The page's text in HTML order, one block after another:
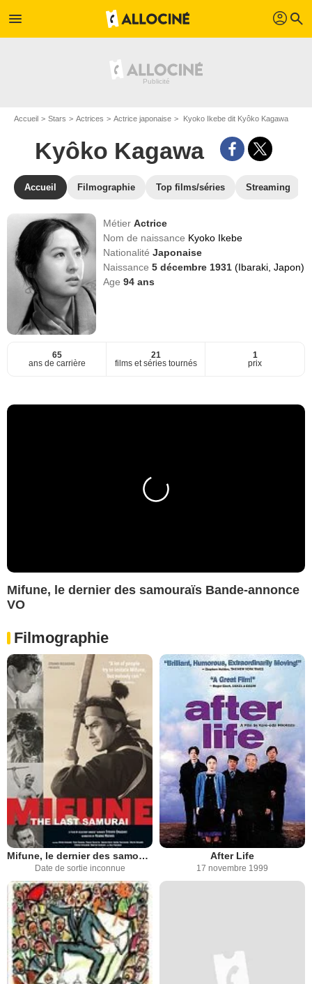
menu profil search
Accueil Stars Actrices Actrice japonaise Kyoko Ikebe dit Kyôko Kagawa
Kyôko Kagawa
Accueil Filmographie Top films/séries Streaming
MétierActrice
Nom de naissance Kyoko Ikebe
NationalitéJaponaise
Naissance5 décembre 1931(Ibaraki, Japon)
Age94 ans
65
ans de carrière
21
films et séries tournés
1
prix
Mifune, le dernier des samouraïs Bande-annonce
VO
Filmographie
Mifune, le dernier des samouraïs
Date de sortie inconnue
After Life
17 novembre 1999